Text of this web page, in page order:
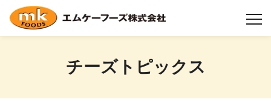
チーズについてチーズトピックス